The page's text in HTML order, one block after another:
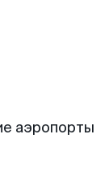
аэропорты